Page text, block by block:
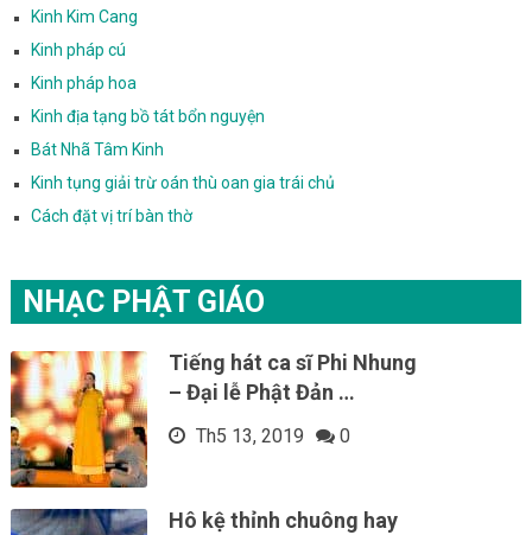
Kinh Kim Cang
Kinh pháp cú
Kinh pháp hoa
Kinh địa tạng bồ tát bổn nguyện
Bát Nhã Tâm Kinh
Kinh tụng giải trừ oán thù oan gia trái chủ
Cách đặt vị trí bàn thờ
NHẠC PHẬT GIÁO
Tiếng hát ca sĩ Phi Nhung
– Đại lễ Phật Đản …
Th5 13, 2019 0
Hô kệ thỉnh chuông hay